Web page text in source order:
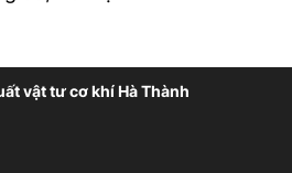
vật tư cơ khí Hà Thành